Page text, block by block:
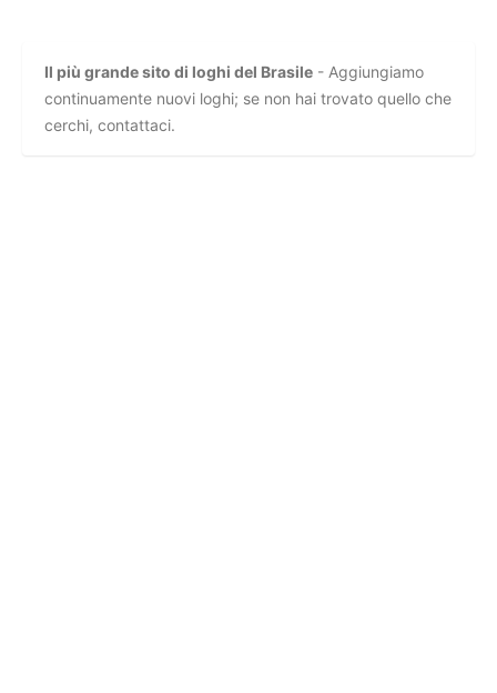
Il più grande sito di loghi del Brasile - Aggiungiamo
continuamente nuovi loghi; se non hai trovato quello che
cerchi, contattaci.